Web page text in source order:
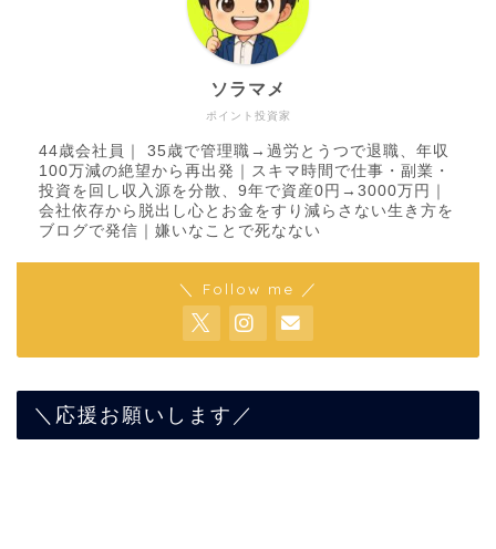
ポイント投資家
ソラマメ
44歳会社員｜ 35歳で管理職→過労とうつで退職、年収
100万減の絶望から再出発｜スキマ時間で仕事・副業・
投資を回し収入源を分散、9年で資産0円→3000万円｜
会社依存から脱出し心とお金をすり減らさない生き方を
ブログで発信｜嫌いなことで死なない
＼ Follow me ／
＼応援お願いします／